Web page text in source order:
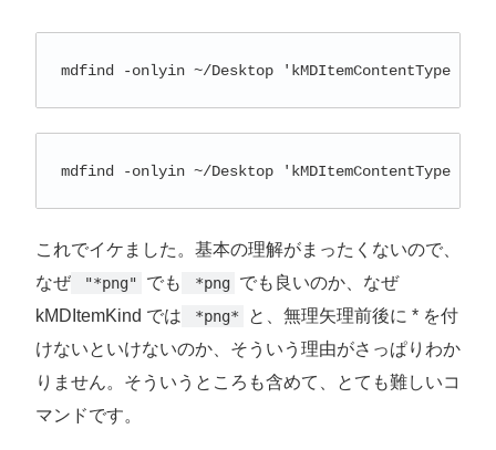
mdfind -onlyin ~/Desktop 'kMDItemContentType ==
mdfind -onlyin ~/Desktop 'kMDItemContentType ==
これでイケました。基本の理解がまったくないので、
なぜ
"*png" でも *png でも良いのか、なぜ
kMDItemKind では
*png*
と、無理矢理前後に * を付
けないといけないのか、そういう理由がさっぱりわか
りません。そういうところも含めて、とても難しいコ
マンドです。